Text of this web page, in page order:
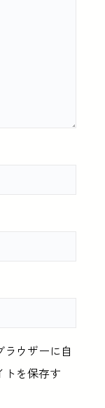
ウザーに自
トを保存す